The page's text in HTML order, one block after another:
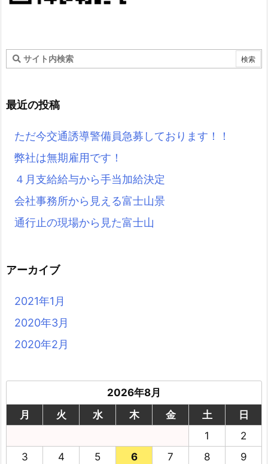
最近の投稿
ただ今交通誘導警備員急募しております！！
弊社は無期雇用です！
４月支給給与から手当加給決定
会社事務所から見える富士山景
通行止の現場から見た富士山
アーカイブ
2021年1月
2020年3月
2020年2月
2026年8月
月
火 水 木 金 土
日
1
2
3
4 5 6 7 8
9